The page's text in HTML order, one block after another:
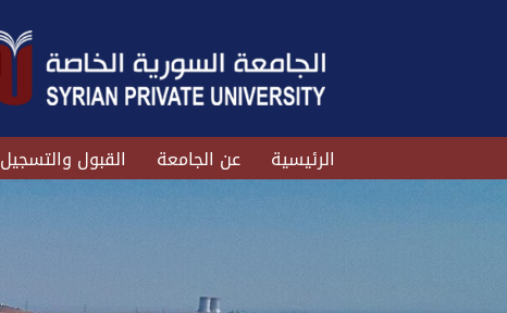
الرئيسية عن الجامعة القبول والتسجيل